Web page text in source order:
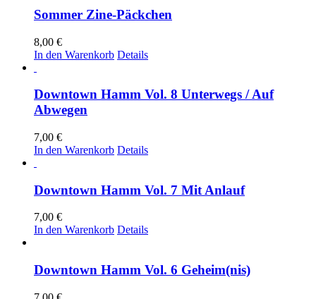
Sommer Zine-Päckchen
8,00 €
In den Warenkorb Details
Downtown Hamm Vol. 8 Unterwegs / Auf
Abwegen
7,00 €
In den Warenkorb Details
Downtown Hamm Vol. 7 Mit Anlauf
7,00 €
In den Warenkorb Details
Downtown Hamm Vol. 6 Geheim(nis)